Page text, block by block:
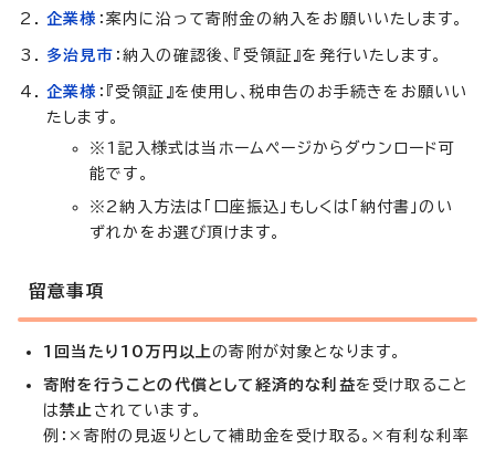
企業様 ：案内に沿って寄附金の納入をお願いいたします。
多治見市 ：納入の確認後、『受領証』を発行いたします。
企業様 ：『受領証』を使用し、税申告のお手続きをお願いい
たします。
※1記入様式は当ホームページからダウンロード可
能です。
※2納入方法は「口座振込」もしくは「納付書」のい
ずれかをお選び頂けます。
留意事項
1回当たり10万円以上の寄附が対象となります。
寄附を行うことの代償として経済的な利益を受け取ること
は禁止 されています。
例：×寄附の見返りとして補助金を受け取る。×有利な利率